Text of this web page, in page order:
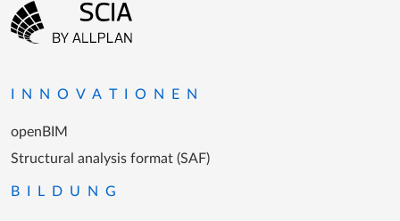
Fußzeilenmenü
INNOVATIONEN
openBIM
Structural analysis format (SAF)
BILDUNG